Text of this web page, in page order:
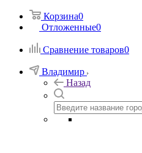
Корзина0
Отложенные0
Сравнение товаров0
Владимир
Назад